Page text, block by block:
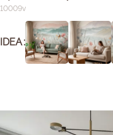
10009v
IDEA